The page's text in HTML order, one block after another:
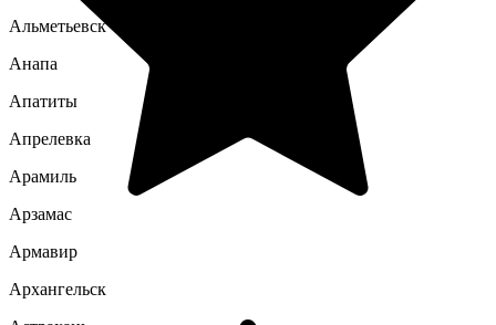
Альметьевск
Анапа
Апатиты
Апрелевка
Арамиль
Арзамас
Армавир
Архангельск